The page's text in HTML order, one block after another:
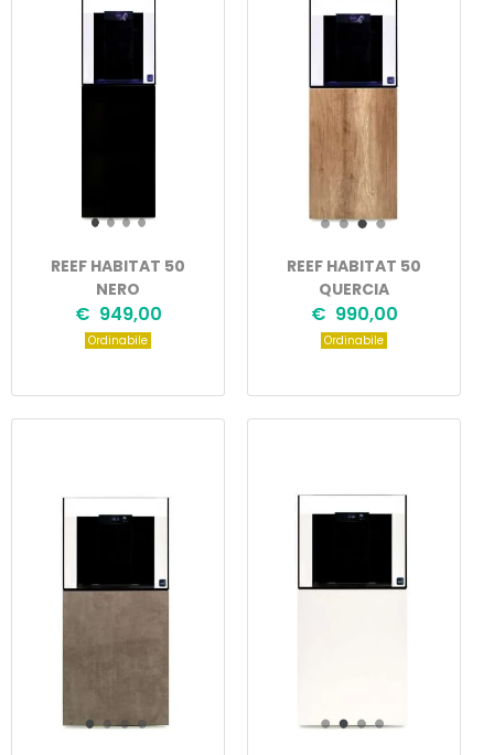
REEF HABITAT 50
NERO
€ 949,00
Ordinabile
REEF HABITAT 50
QUERCIA
€ 990,00
Ordinabile